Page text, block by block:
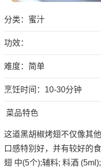
分类： 蜜汁
功效：
难度：简单
烹饪时间：10-30分钟
菜品特色
这道黑胡椒烤翅不仅像其
口感特别好，并有较好的
翅 中(5个);辅料; 料酒